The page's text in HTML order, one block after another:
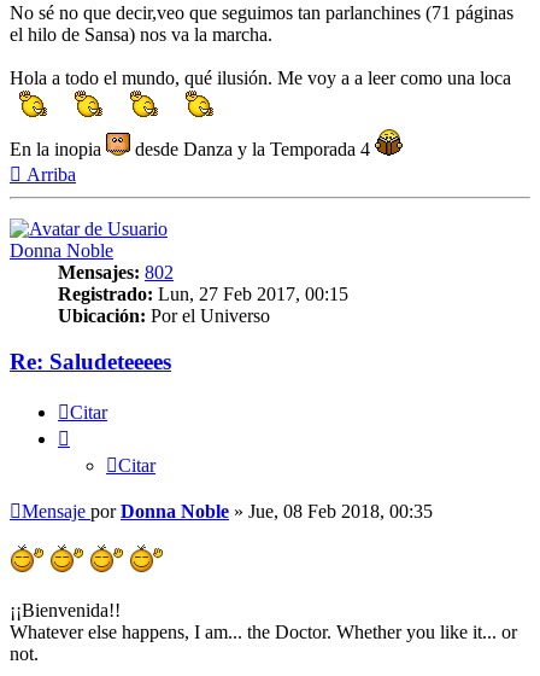
No sé no que decir,veo que seguimos tan parlanchines (71 páginas
el hilo de Sansa) nos va la marcha.
Hola a todo el mundo, qué ilusión. Me voy a a leer como una loca
En la inopia
desde Danza y la Temporada 4
Arriba
Donna Noble
Mensajes: 802
Registrado: Lun, 27 Feb 2017, 00:15
Ubicación: Por el Universo
Re: Saludeteeees
Citar
Citar
Mensaje porDonna Noble » Jue, 08 Feb 2018, 00:35
¡¡Bienvenida!!
Whatever else happens, I am... the Doctor. Whether you like it... or
not.